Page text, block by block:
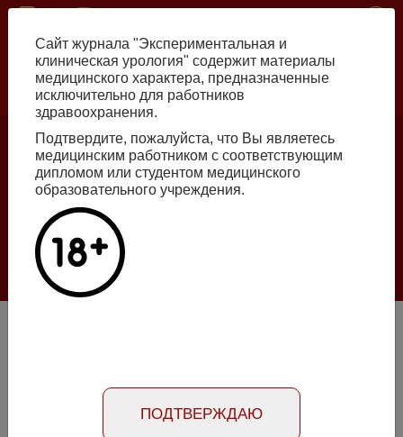
Перейти
основному
содержанию
Номер №2, 2026
Галлюцинации больших языковых моделей
в клинической урологии
Абстракт на русском языке
Абстракт на английском языке
Сайт журнала "Экспериментальная и
клиническая урология" содержит материалы
медицинского характера, предназначенные
исключительно для работников
здравоохранения.
Подтвердите, пожалуйста, что Вы являетесь
медицинским работником с соответствующим
дипломом или студентом медицинского
образовательного учреждения.
ПОДТВЕРЖДАЮ